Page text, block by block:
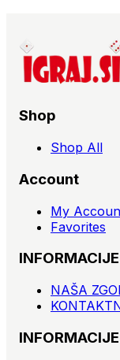
Shop
Shop All
Account
My
Favorites
NAŠA